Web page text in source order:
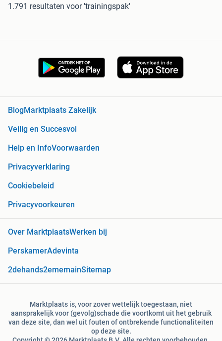
1.791 resultaten voor 'trainingspak'
Blog Marktplaats Zakelijk
Veilig en Succesvol
Help en InfoVoorwaarden
Privacyverklaring
Cookiebeleid
Privacyvoorkeuren
Over MarktplaatsWerken bij
PerskamerAdevinta
2dehands2ememainSitemap
Marktplaats is, voor zover wettelijk toegestaan, niet
aansprakelijk voor (gevolg)schade die voortkomt uit het gebruik
van deze site, dan wel uit fouten of ontbrekende functionaliteiten
op deze site.